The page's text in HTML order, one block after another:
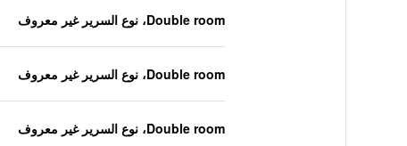
Double room، نوع السرير غير معروف
Double room، نوع السرير غير معروف
Double room، نوع السرير غير معروف